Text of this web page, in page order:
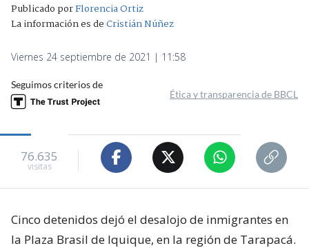
Publicado porFlorencia Ortiz
La información es deCristián Núñez
Viernes 24 septiembre de 2021 | 11:58
Seguimos criterios de
Ética y transparencia de BBCL
76.635
visitas
Cinco detenidos dejó el desalojo de inmigrantes en
la Plaza Brasil de Iquique, en la región de Tarapacá.